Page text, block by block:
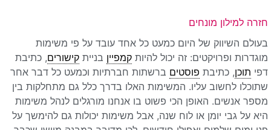
חזרה למילון מונחים
בעולם השיווק של היום כמעט כל אחד עובד על פי משימות
מוגדרות ופרויקטים: זה יכול להיות קמפיין בניית קישורים, כתיבת
דפי תוכן, כתיבת פוסטים ברשתות חברתיות וכמעט כל דבר אחר
שתוכלו לחשוב עליו. המשימות האלו בדרך כלל גם מתחלקות בין
מספר אנשים. האופן הכי פשוט בו אנחנו מורגלים לנהל משימות
היא על גבי יומן או לוח שנה, אבל משימות יכולות גם להימשך על